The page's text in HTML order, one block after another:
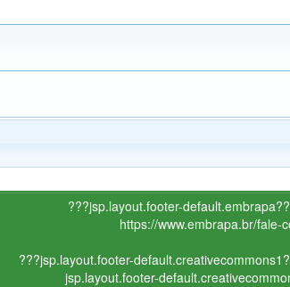
???jsp.layout.footer-
https://www.embrapa.br/fale-
???jsp.layout.footer-
jsp.layout.footer-